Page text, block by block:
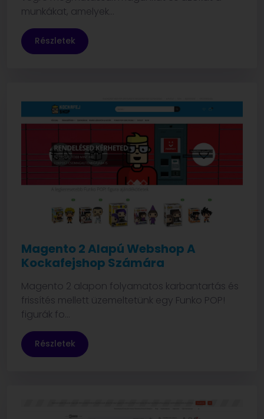
munkákat, amelyek...
Részletek
Magento 2 Alapú Webshop A
Kockafejshop Számára
Magento 2 alapon folyamatos karbantartás és
frissítés mellett üzemeltetünk egy Funko POP!
figurák fo...
Részletek